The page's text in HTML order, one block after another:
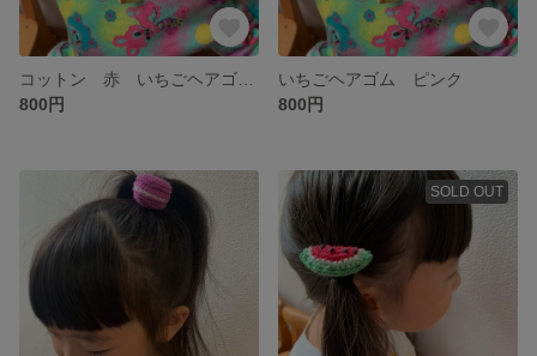
800円
いちごヘアゴム ピンク
800円
SOLD OUT